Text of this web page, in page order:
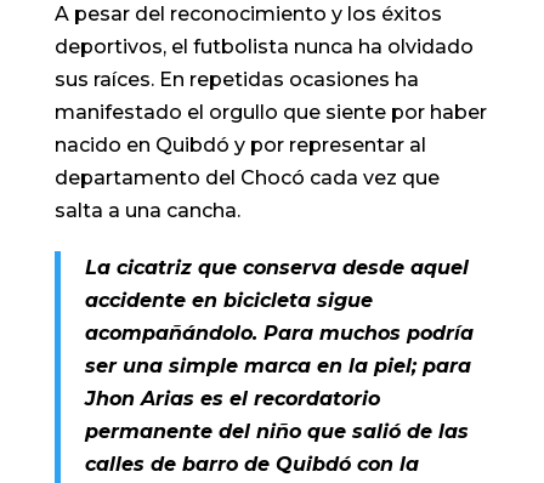
A pesar del reconocimiento y los éxitos
deportivos, el futbolista nunca ha olvidado
sus raíces. En repetidas ocasiones ha
manifestado el orgullo que siente por haber
nacido en Quibdó y por representar al
departamento del Chocó cada vez que
salta a una cancha.
La cicatriz que conserva desde aquel
accidente en bicicleta sigue
acompañándolo. Para muchos podría
ser una simple marca en la piel; para
Jhon Arias es el recordatorio
permanente del niño que salió de las
calles de barro de Quibdó con la